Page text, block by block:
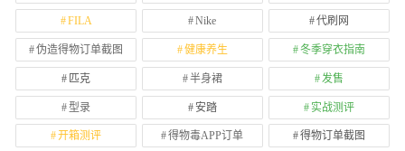
FILA Nike 代刷网
伪造得物订单截图 健康养生 冬季穿衣指南
匹克 半身裙 发售
型录 安踏 实战测评
开箱测评 得物毒APP订单 得物订单截图